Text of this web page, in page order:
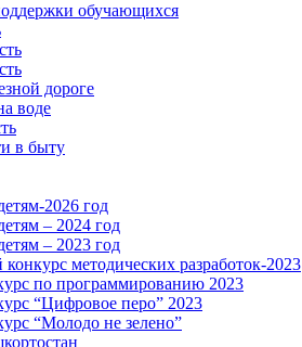
обучающихся
дороге
воде
в быту
2026 год
– 2024 год
– 2023 год
методических разработок-2023
по программированию 2023
“Цифровое перо” 2023
“Молодо не зелено”